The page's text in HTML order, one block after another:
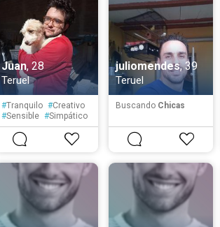
Juan, 28
Teruel
#Tranquilo #Creativo
#Sensible #Simpático
#Educado #Cortés
juliomendes, 39
Teruel
Buscando Chicas